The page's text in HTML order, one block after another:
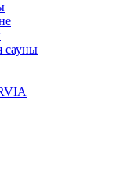
сауны